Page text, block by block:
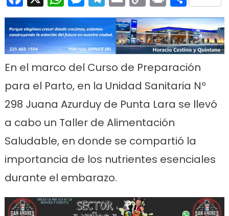
Link
En el marco del Curso de Preparación
para el Parto, en la Unidad Sanitaria Nº
298 Juana Azurduy de Punta Lara se llevó
a cabo un Taller de Alimentación
Saludable, en donde se compartió la
importancia de los nutrientes esenciales
durante el embarazo.